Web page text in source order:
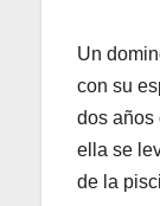
Un
con su
dos años
ella se
de la